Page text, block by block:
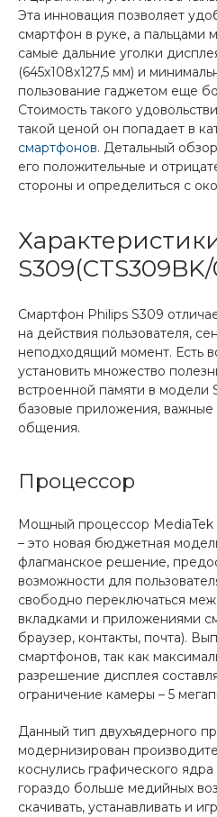
Эта инновация позволяет
смартфон в руке, а пальцами
самые дальние уголки
(645х108х127,5 мм) и
пользование гаджетом еще
Стоимость такого
такой ценой он попадает в
смартфонов. Детальный
его положительные и
стороны и определиться с
Смартфон Philips S309
на действия пользователя,
неподходящий момент. Есть
установить множество
встроенной памяти в модели
базовые приложения, важные
общения.
Процессор
Мощный процессор MediaTek
– это новая бюджетная
флагманское решение,
возможности для
свободно переключаться
вкладками и приложениями
браузер, контакты, почта).
смартфонов, так как
разрешение дисплея
ограничение камеры – 5
Данный тип двухъядерного
модернизирован
коснулись графического
гораздо больше медийных
скачивать, устанавливать и